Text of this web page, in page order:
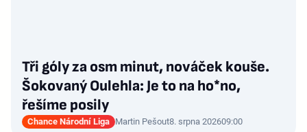
Tři góly za osm minut, nováček kouše.
Šokovaný Oulehla: Je to na ho*no,
řešíme posily
Chance Národní Liga Martin Pešout8. srpna 202609:00